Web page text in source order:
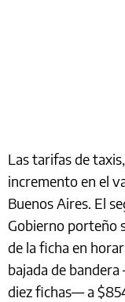
Las tarifas de
incremento en el
Buenos Aires. El
Gobierno porteño
de la ficha en
bajada de
diez fichas— a